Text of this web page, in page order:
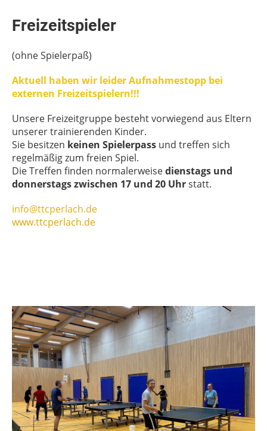
Freizeitspieler
(ohne Spielerpaß)
Aktuell haben wir leider Aufnahmestopp bei
externen Freizeitspielern!!!
Unsere Freizeitgruppe besteht vorwiegend aus Eltern
unserer trainierenden Kinder.
Sie besitzen keinen Spielerpass und treffen sich
regelmäßig zum freien Spiel.
Die Treffen finden normalerweisedienstags und
donnerstags zwischen 17 und 20 Uhrstatt.
info@ttcperlach.de
www.ttcperlach.de